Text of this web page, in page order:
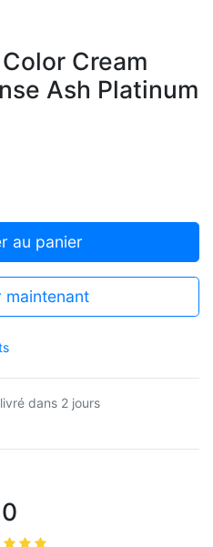
Cream
Ash Platinum
au panier
dans 2 jours
0